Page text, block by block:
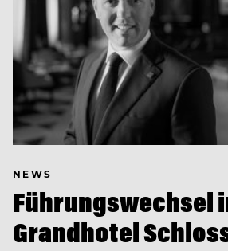
NEWS
Führungswechsel
Grandhotel